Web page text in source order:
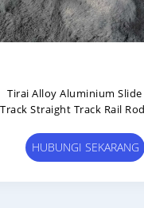
Aluminium Alloy
Curtain Rail Track Tepat
HUBUNGI SEKARANG